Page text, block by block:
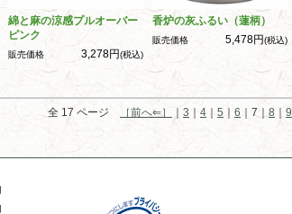
綿と麻の涼感プルオーバー
ピンク
販売価格 3,278円(税込)
香炉の灰ふるい（蓮柄）
販売価格 5,478円(税込)
全 17 ページ ［前へ⇐］ 3 4 5 6 ｜7｜ 8 9